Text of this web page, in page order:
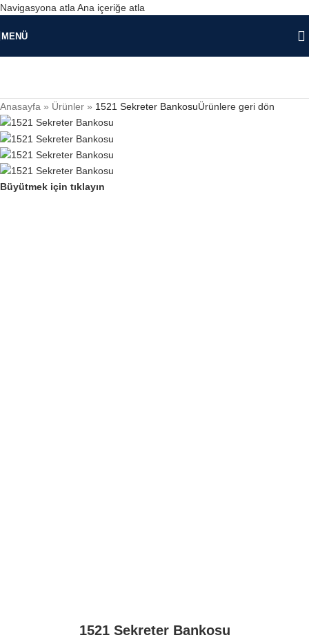
Navigasyona atla Ana içeriğe atla
MENÜ
Anasayfa » Ürünler » 1521 Sekreter BankosuÜrünlere geri dön
Büyütmek için tıklayın
1521 Sekreter Bankosu